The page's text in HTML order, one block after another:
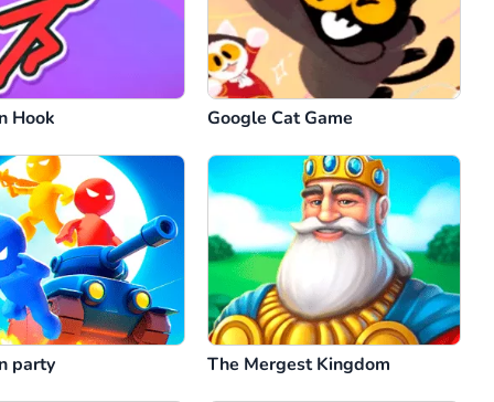
Hook Google Cat Game
party The Mergest Kingdom